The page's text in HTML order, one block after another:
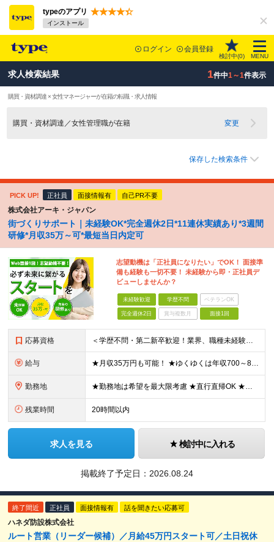
typeのアプリ
インストール
ログイン 会員登録
検討中(0) MENU
求人検索結果 1件中1～1件表示
購買・資材調達 × 女性マネージャーが在籍の転職・求人情報
購買・資材調達／女性管理職が在籍 変更
保存した検索条件
PICK UP! 正社員 面接情報有 自己PR不要
株式会社アーキ・ジャパン
街づくりサポート｜未経験OK*完全週休2日*11連休実績あり*3週間
研修*月収35万～可*最短当日内定可
志望動機は「正社員になりたい」でOK！ 面接準
備も経験も一切不要！ 未経験から即・正社員デ
ビューしませんか？
未経験歓迎 学歴不問 ベテランOK
完全週休2日 賞与複数月 面接1回
応募資格 ＜学歴不問・第二新卒歓迎！業界、職種未経験歓迎！20代～30代活躍中＞ ★35歳以下の方（若年層の長期キャリア形成を図るため） ★フリーター・正社員未経験・社会人未経験OK ★転職回数が多い方もぜひ
給与 ★月収35万円も可能！ ★ゆくゆくは年収700～800万円も！ ★手当が多数あり ・残業手当（100％）★1分単位で支給 ・資格手当（最大月6万円） ・結婚/出産祝金（最大3万円） 【首都圏・北関東
勤務地 ★勤務地は希望を最大限考慮 ★直行直帰OK ★車通勤のエリアもあり ★研修は、下記いずれかの研修センターで行います ・東京校（東京本社とアクセスは同様） ・大阪校（大阪府大阪市中央区道修町 2-1-1
残業時間 20時間以内
求人を見る 検討中に入れる
掲載終了予定日： 2026.08.24
終了間近 正社員 面接情報有 話を聞きたい応募可
ハネダ防設株式会社
ルート営業（リーダー候補）／月給45万円スタート可／土日祝休